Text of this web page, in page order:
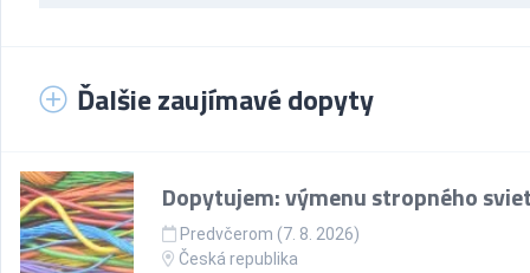
Ďalšie zaujímavé dopyty
Dopytujem: výmenu stropného
Predvčerom (7. 8. 2026)
Česká republika